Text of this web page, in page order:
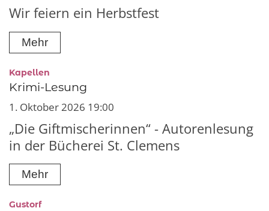
Wir feiern ein Herbstfest
Mehr
Kapellen
Krimi-Lesung
1. Oktober 2026 19:00
„Die Giftmischerinnen“ - Autorenlesung
in der Bücherei St. Clemens
Mehr
Gustorf: